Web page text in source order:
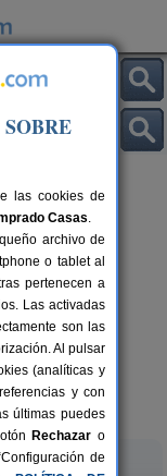
42+1 pers.
desde25 €
las cookies de
Casas.
archivo de
o tablet al
pertenecen a
Las activadas
son las
Al pulsar
(analíticas y
y con
últimas puedes
Rechazar o
de